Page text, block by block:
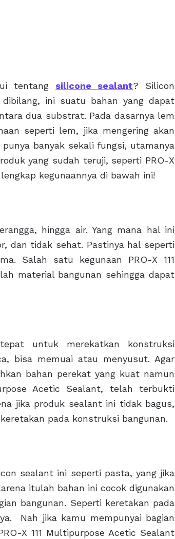
tentang silicone sealant? Silicon
ini suatu bahan yang dapat
dua substrat. Pada dasarnya lem
seperti lem, jika mengering akan
punya banyak sekali fungsi, utamanya
yang sudah teruji, seperti PRO-X
kegunaannya di bawah ini!
hingga air. Yang mana hal ini
dan tidak sehat. Pastinya hal seperti
Salah satu kegunaan PRO-X 111
material bangunan sehingga dapat
untuk merekatkan konstruksi
bisa memuai atau menyusut. Agar
bahan perekat yang kuat namun
Acetic Sealant, telah terbukti
jika produk sealant ini tidak bagus,
pada konstruksi bangunan.
sealant ini seperti pasta, yang jika
itulah bahan ini cocok digunakan
bangunan. Seperti keretakan pada
Nah jika kamu mempunyai bagian
X 111 Multipurpose Acetic Sealant